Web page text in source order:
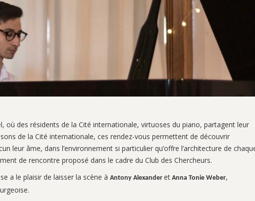
où des résidents de la Cité internationale, virtuoses du piano, partagent leur
de la Cité internationale, ces rendez-vous permettent de découvrir
leur âme, dans l’environnement si particulier qu’offre l’architecture de
de rencontre proposé dans le cadre du Club des Chercheurs.
a le plaisir de laisser la scène à Antony Alexander et Anna Tonie Weber,